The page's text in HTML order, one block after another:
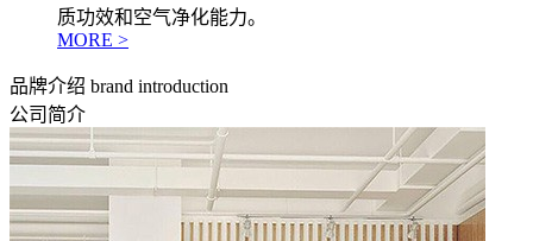
质功效和空气净化能力。
MORE >
品牌介绍 brand introduction
公司简介